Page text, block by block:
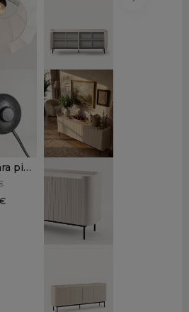
Lámpara pie plata-negro VELMAR